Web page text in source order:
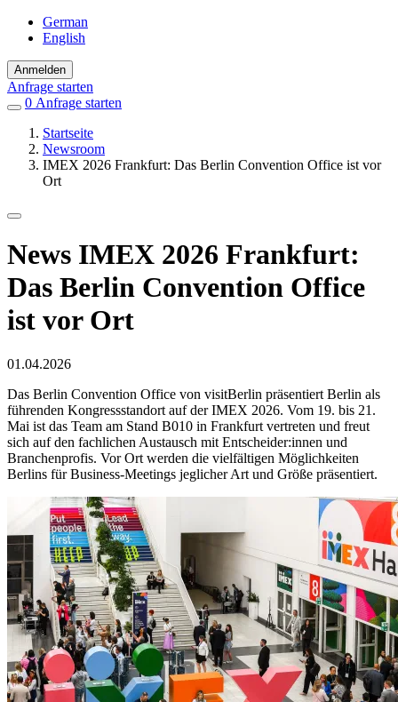
German
English
Anmelden
Anfrage starten
0 Einträge
Favoriten
Anfrage starten
Startseite
Newsroom
IMEX 2026 Frankfurt: Das Berlin Convention Office ist vor
Ort
News IMEX 2026 Frankfurt:
Das Berlin Convention Office
ist vor Ort
Veröffentlicht
01.04.2026
Das Berlin Convention Office von visitBerlin präsentiert Berlin als
führenden Kongressstandort auf der IMEX 2026. Vom 19. bis 21.
Mai ist das Team am Stand B010 in Frankfurt vertreten und freut
sich auf den fachlichen Austausch mit Entscheider:innen und
Branchenprofis. Vor Ort werden die vielfältigen Möglichkeiten
Berlins für Business-Meetings jeglicher Art und Größe präsentiert.